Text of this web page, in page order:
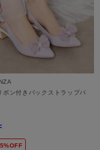
ボン付きバックストラップパ